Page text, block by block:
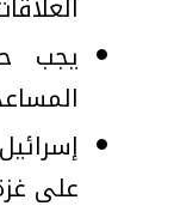
يجب
على